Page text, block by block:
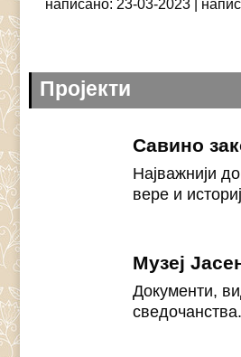
написано: 23-03-2023
Пројекти
Савино
Најважнији
вере и
Музеј
Документи,
сведочанства.